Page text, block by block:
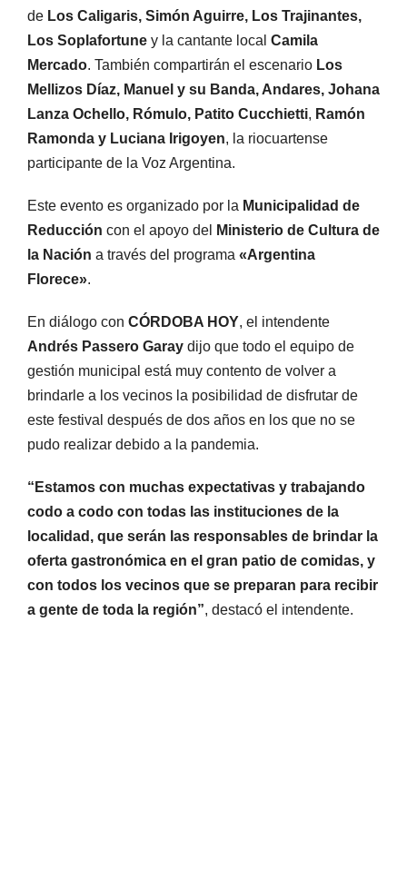
de Los Caligaris, Simón Aguirre, Los Trajinantes,
Los Soplafortune y la cantante local Camila
Mercado. También compartirán el escenario Los
Mellizos Díaz, Manuel y su Banda, Andares, Johana
Lanza Ochello, Rómulo, Patito Cucchietti, Ramón
Ramonda y Luciana Irigoyen, la riocuartense
participante de la Voz Argentina.
Este evento es organizado por la Municipalidad de
Reducción con el apoyo del
Ministerio de Cultura de
la Nación a través del programa «Argentina
Florece».
En diálogo con CÓRDOBA HOY, el intendente
Andrés Passero Garay dijo que todo el equipo de
gestión municipal está muy contento de volver a
brindarle a los vecinos la posibilidad de disfrutar de
este festival después de dos años en los que no se
pudo realizar debido a la pandemia.
“Estamos con muchas expectativas y trabajando
codo a codo con todas las instituciones de la
localidad, que serán las responsables de brindar la
oferta gastronómica en el gran patio de comidas, y
con todos los vecinos que se preparan para recibir
a gente de toda la región”, destacó el intendente.